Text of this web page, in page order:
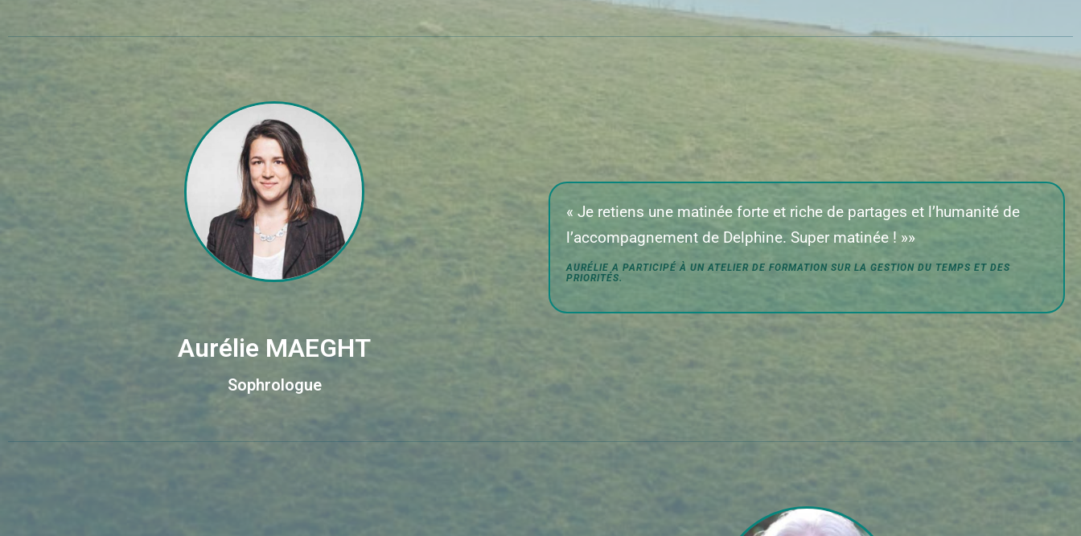
Aurélie MAEGHT
Sophrologue
« Je retiens une matinée forte et riche de partages et l’humanité de
l’accompagnement de Delphine. Super matinée ! »»
AURÉLIE A PARTICIPÉ À UN ATELIER DE FORMATION SUR LA GESTION DU TEMPS ET DES
PRIORITÉS.